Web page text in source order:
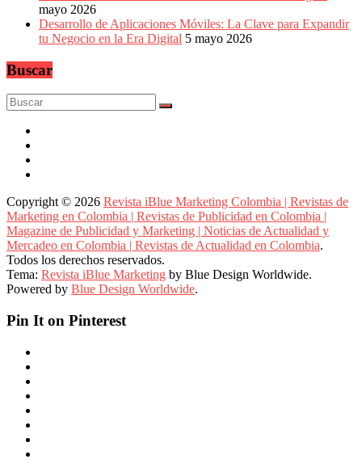
mayo 2026
Desarrollo de Aplicaciones Móviles: La Clave para Expandir
tu Negocio en la Era Digital 5 mayo 2026
Buscar
Copyright © 2026 Revista iBlue Marketing Colombia | Revistas de
Marketing en Colombia | Revistas de Publicidad en Colombia |
Magazine de Publicidad y Marketing | Noticias de Actualidad y
Mercadeo en Colombia | Revistas de Actualidad en Colombia.
Todos los derechos reservados.
Tema: Revista iBlue Marketing by Blue Design Worldwide.
Powered by Blue Design Worldwide.
Pin It on Pinterest